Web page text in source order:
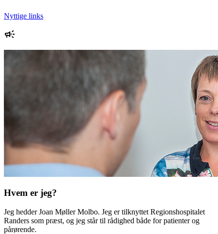
Nyttige links
Hvem er jeg?
Jeg hedder Joan Møller Molbo. Jeg er tilknyttet Regionshospitalet
Randers som præst, og jeg står til rådighed både for patienter og
pårørende.